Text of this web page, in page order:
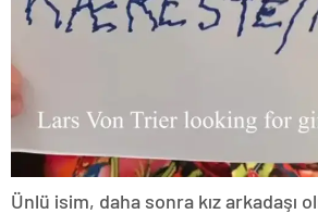
Ünlü isim, daha sonra kız arkadaşı